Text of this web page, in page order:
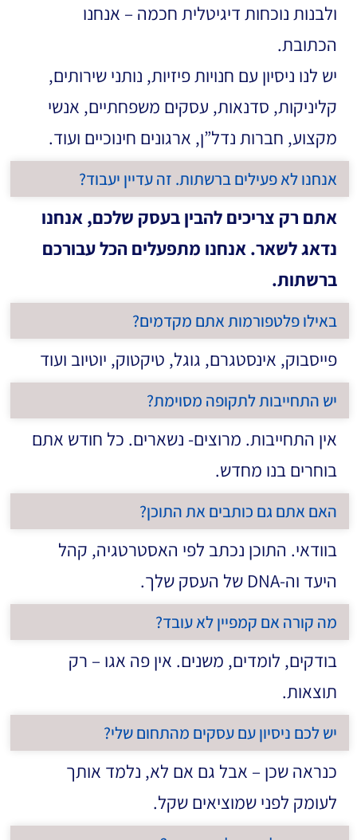
ולבנות נוכחות דיגיטלית חכמה – אנחנו
הכתובת.
יש לנו ניסיון עם חנויות פיזיות, נותני שירותים,
קליניקות, סדנאות, עסקים משפחתיים, אנשי
מקצוע, חברות נדל”ן, ארגונים חינוכיים ועוד.
אנחנו לא פעילים ברשתות. זה עדיין יעבוד?
אתם רק צריכים להבין בעסק שלכם, אנחנו
נדאג לשאר. אנחנו מתפעלים הכל עבורכם
ברשתות.
באילו פלטפורמות אתם מקדמים?
פייסבוק, אינסטגרם, גוגל, טיקטוק, יוטיוב ועוד
יש התחייבות לתקופה מסוימת?
אין התחייבות. מרוצים- נשארים. כל חודש אתם
בוחרים בנו מחדש.
האם אתם גם כותבים את התוכן?
בוודאי. התוכן נכתב לפי האסטרטגיה, קהל
היעד וה-DNA של העסק שלך.
מה קורה אם קמפיין לא עובד?
בודקים, לומדים, משנים. אין פה אגו – רק
תוצאות.
יש לכם ניסיון עם עסקים מהתחום שלי?
כנראה שכן – אבל גם אם לא, נלמד אותך
לעומק לפני שמוציאים שקל.